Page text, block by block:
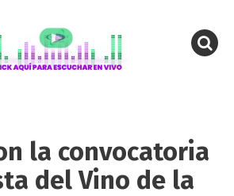
la convocatoria
del Vino de la